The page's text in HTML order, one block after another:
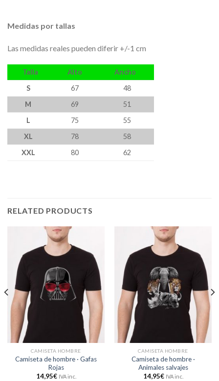
Medidas por tallas
Las medidas reales pueden diferir +/-1 cm
Talla Alto
Ancho
S
67
48
M
69
51
L
75
55
XL
78
58
XXL
80 62
RELATED PRODUCTS
CAMISETA HOMBRE
Camiseta de hombre · Gafas
Rojas
14,95€ IVA inc.
CAMISETA HOMBRE
Camiseta de hombre ·
Animales salvajes
14,95€ IVA inc.